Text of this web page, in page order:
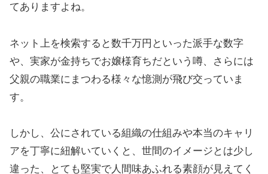
てありますよね。
ネット上を検索すると数千万円といった派手な数字
や、実家が金持ちでお嬢様育ちだという噂、さらには
父親の職業にまつわる様々な憶測が飛び交っていま
す。
しかし、公にされている組織の仕組みや本当のキャリ
アを丁寧に紐解いていくと、世間のイメージとは少し
違った、とても堅実で人間味あふれる素顔が見えてく